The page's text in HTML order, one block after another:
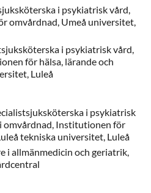
i psykiatrisk vård,
omvårdnad, Umeå universitet,
i psykiatrisk vård,
för hälsa, lärande och
Luleå
i psykiatrisk
omvårdnad, Institutionen för
tekniska universitet, Luleå
i allmänmedicin och geriatrik,